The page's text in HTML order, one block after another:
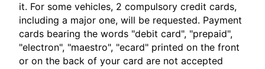
it. For some vehicles, 2 compulsory credit cards,
including a major one, will be requested. Payment
cards bearing the words "debit card", "prepaid",
"electron", "maestro", "ecard" printed on the front
or on the back of your card are not accepted